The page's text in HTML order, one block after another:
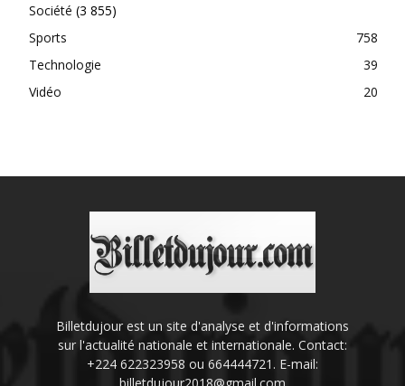
Société (3 855)
Sports
758
Technologie
39
Vidéo
20
Billetdujour est un site d'analyse et d'informations
sur l'actualité nationale et internationale. Contact:
+224 622323958 ou 664444721. E-mail: